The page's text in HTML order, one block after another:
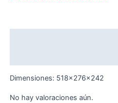
Dimensiones: 518x276x242
No hay valoraciones aún.